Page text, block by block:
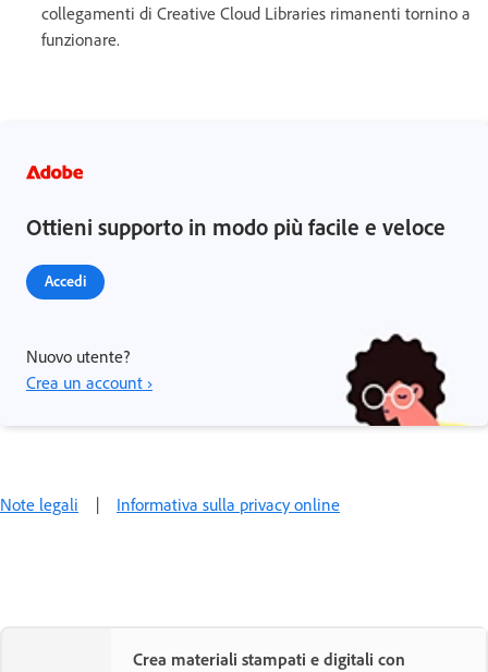
collegamenti di Creative Cloud Libraries rimanenti tornino a
funzionare.
Ottieni supporto in modo più facile e veloce
Accedi
Nuovo utente?
Crea un account ›
Note legali | Informativa sulla privacy online
Crea materiali stampati e digitali con